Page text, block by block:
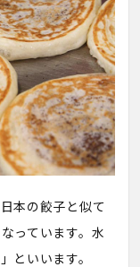
本の餃子と似て
っています。水
といいます。